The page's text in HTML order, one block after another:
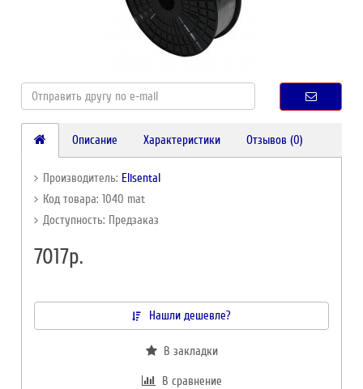
Описание Характеристики Отзывов (0)
Производитель: Elisental
Код товара: 1040 mat
Доступность: Предзаказ
7017р.
Нашли дешевле?
В закладки
В сравнение